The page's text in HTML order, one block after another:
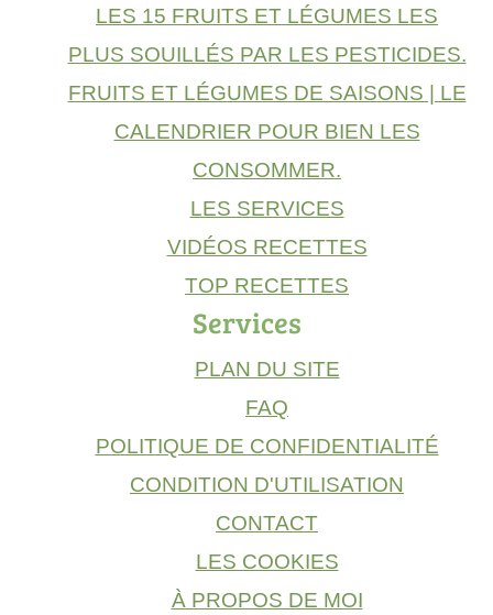
LES 15 FRUITS ET LÉGUMES LES
PLUS SOUILLÉS PAR LES PESTICIDES.
FRUITS ET LÉGUMES DE SAISONS | LE
CALENDRIER POUR BIEN LES
CONSOMMER.
LES SERVICES
VIDÉOS RECETTES
TOP RECETTES
Services
PLAN DU SITE
FAQ
POLITIQUE DE CONFIDENTIALITÉ
CONDITION D'UTILISATION
CONTACT
LES COOKIES
À PROPOS DE MOI